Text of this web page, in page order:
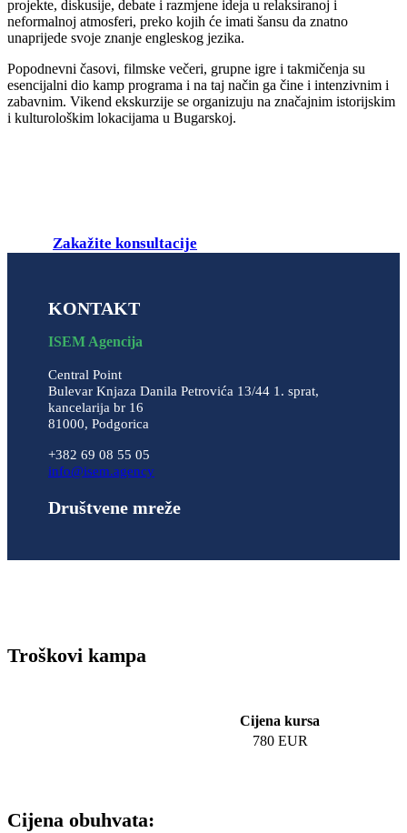
projekte, diskusije, debate i razmjene ideja u relaksiranoj i
neformalnoj atmosferi, preko kojih će imati šansu da znatno
unaprijede svoje znanje engleskog jezika.
Popodnevni časovi, filmske večeri, grupne igre i takmičenja su
esencijalni dio kamp programa i na taj način ga čine i intenzivnim i
zabavnim. Vikend ekskurzije se organizuju na značajnim istorijskim
i kulturološkim lokacijama u Bugarskoj.
Zakažite konsultacije
KONTAKT
ISEM Agencija
Central Point
Bulevar Knjaza Danila Petrovića 13/44 1. sprat,
kancelarija br 16
81000, Podgorica
+382 69 08 55 05
info@isem.agency
Društvene mreže
Troškovi kampa
Cijena kursa
780 EUR
Cijena obuhvata: